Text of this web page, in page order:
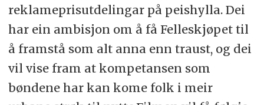
reklameprisutdelingar på peishylla. Dei
har ein ambisjon om å få Felleskjøpet til
å framstå som alt anna enn traust, og dei
vil vise fram at kompetansen som
bøndene har kan kome folk i meir